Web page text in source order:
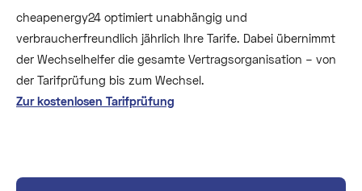
cheapenergy24 optimiert unabhängig und
verbraucherfreundlich jährlich Ihre Tarife. Dabei übernimmt
der Wechselhelfer die gesamte Vertragsorganisation – von
der Tarifprüfung bis zum Wechsel.
Zur kostenlosen Tarifprüfung